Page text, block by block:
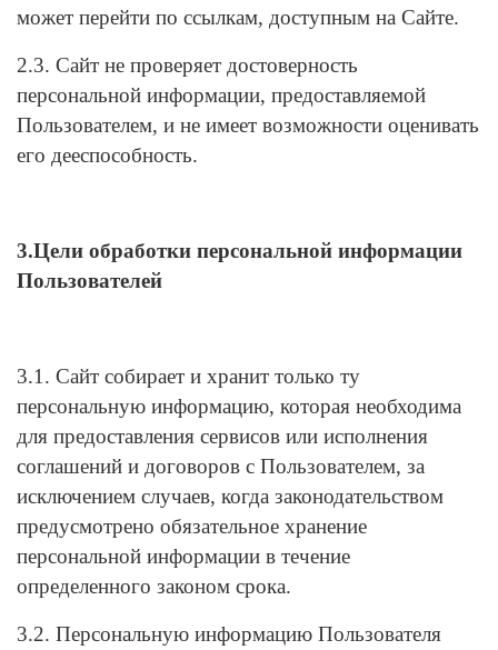
может перейти по ссылкам, доступным на Сайте.
2.3. Сайт не проверяет достоверность
персональной информации, предоставляемой
Пользователем, и не имеет возможности оценивать
его дееспособность.
3.Цели обработки персональной информации
Пользователей
3.1. Сайт собирает и хранит только ту
персональную информацию, которая необходима
для предоставления сервисов или исполнения
соглашений и договоров с Пользователем, за
исключением случаев, когда законодательством
предусмотрено обязательное хранение
персональной информации в течение
определенного законом срока.
3.2. Персональную информацию Пользователя